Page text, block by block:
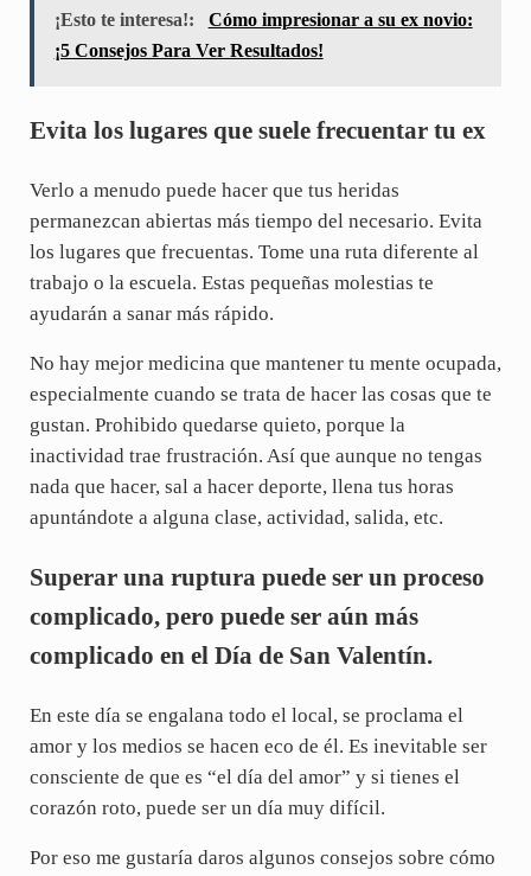
¡Esto te interesa!:
Cómo impresionar a su ex novio:
¡5 Consejos Para Ver Resultados!
Evita los lugares que suele frecuentar tu ex
Verlo a menudo puede hacer que tus heridas
permanezcan abiertas más tiempo del necesario. Evita
los lugares que frecuentas. Tome una ruta diferente al
trabajo o la escuela. Estas pequeñas molestias te
ayudarán a sanar más rápido.
No hay mejor medicina que mantener tu mente ocupada,
especialmente cuando se trata de hacer las cosas que te
gustan. Prohibido quedarse quieto, porque la
inactividad trae frustración. Así que aunque no tengas
nada que hacer, sal a hacer deporte, llena tus horas
apuntándote a alguna clase, actividad, salida, etc.
Superar una ruptura puede ser un proceso
complicado, pero puede ser aún más
complicado en el Día de San Valentín.
En este día se engalana todo el local, se proclama el
amor y los medios se hacen eco de él. Es inevitable ser
consciente de que es “el día del amor” y si tienes el
corazón roto, puede ser un día muy difícil.
Por eso me gustaría daros algunos consejos sobre cómo